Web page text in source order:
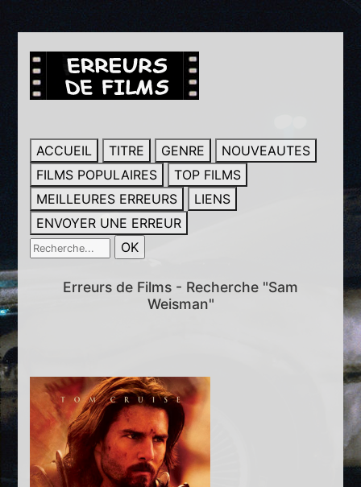
ACCUEIL TITRE GENRE
NOUVEAUTES
FILMS POPULAIRES
TOP FILMS
MEILLEURES ERREURS
LIENS
ENVOYER UNE ERREUR
Erreurs de Films - Recherche "Sam
Weisman"